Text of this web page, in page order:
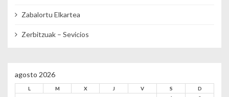
Zabalortu Elkartea
Zerbitzuak – Sevicios
agosto 2026
L M X J V S
D